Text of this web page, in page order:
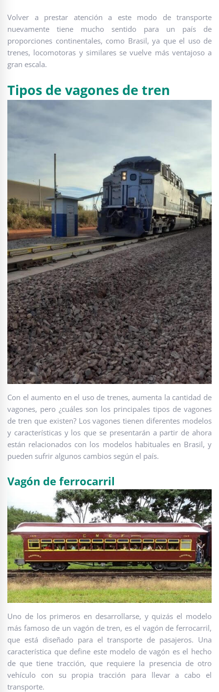
Volver a prestar atención a este modo de transporte
nuevamente tiene mucho sentido para un país de
proporciones continentales, como Brasil, ya que el uso de
trenes, locomotoras y similares se vuelve más ventajoso a
gran escala.
Tipos de vagones de tren
Con el aumento en el uso de trenes, aumenta la cantidad de
vagones, pero ¿cuáles son los principales tipos de vagones
de tren que existen? Los vagones tienen diferentes modelos
y características y los que se presentarán a partir de ahora
están relacionados con los modelos habituales en Brasil, y
pueden sufrir algunos cambios según el país.
Vagón de ferrocarril
Uno de los primeros en desarrollarse, y quizás el modelo
más famoso de un vagón de tren, es el vagón de ferrocarril,
que está diseñado para el transporte de pasajeros. Una
característica que define este modelo de vagón es el hecho
de que tiene tracción, que requiere la presencia de otro
vehículo con su propia tracción para llevar a cabo el
transporte.